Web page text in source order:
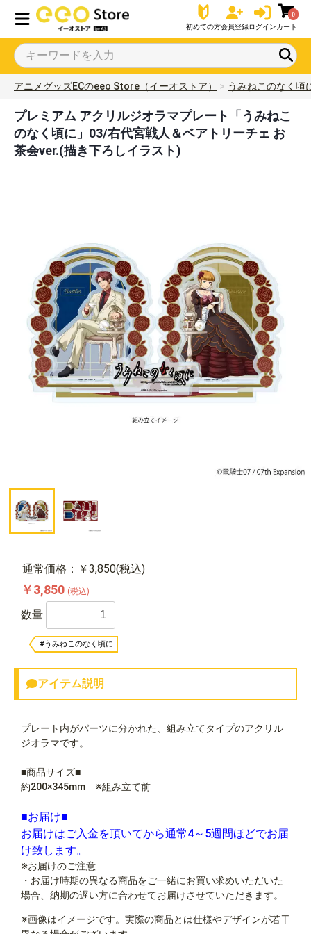
初めての方会員登録ログイン
0
カート
アニメグッズECのeeo Store（イーオストア） うみねこのなく頃
プレミアム アクリルジオラマプレート「うみねこ
のなく頃に」03/右代宮戦人＆ベアトリーチェ お
茶会ver.(描き下ろしイラスト)
通常価格：￥3,850(税込)
￥3,850 (税込)
数量
#うみねこのなく頃に
アイテム説明
プレート内がパーツに分かれた、組み立てタイプのアクリル
ジオラマです。
■商品サイズ■
約200×345mm ※組み立て前
■お届け■
お届けはご入金を頂いてから通常4～5週間ほどでお届
け致します。
※お届けのご注意
・お届け時期の異なる商品をご一緒にお買い求めいただいた
場合、納期の遅い方に合わせてお届けさせていただきます。
※画像はイメージです。実際の商品とは仕様やデザインが若干